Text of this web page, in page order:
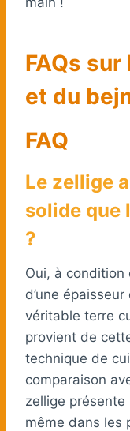
FAQs
et du
FAQ
Le zellige
solide que
?
Oui, à condition
d’une
véritable terre
provient de
technique de
comparaison
zellige
même dans les